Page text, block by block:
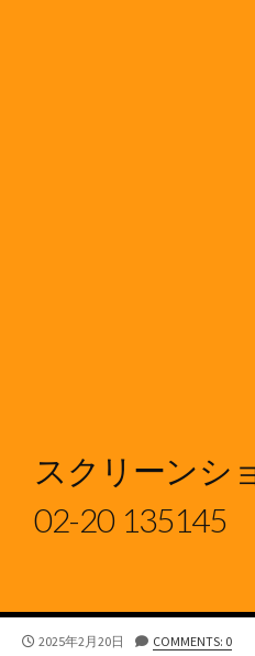
スクリーンシ
02-20 135145
公
2025年2月20日 COMMENTS: 0